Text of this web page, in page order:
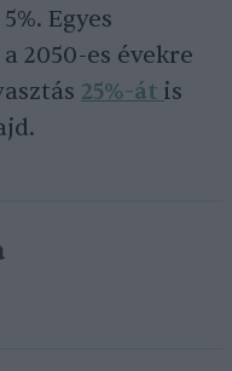
Egyes
2050-es évekre
25%-át is